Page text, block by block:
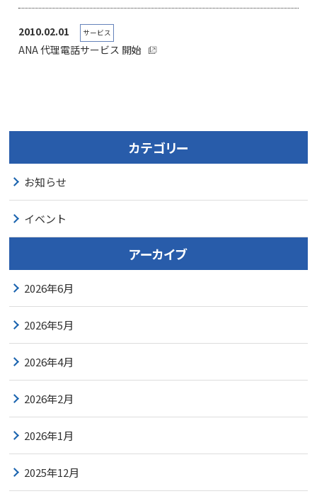
2010.02.01 サービス
ANA 代理電話サービス 開始
カテゴリー
お知らせ
イベント
アーカイブ
2026年6月
2026年5月
2026年4月
2026年2月
2026年1月
2025年12月